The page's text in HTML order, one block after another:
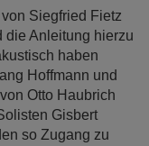
Siegfried Fietz
die Anleitung hierzu
haben
Hoffmann und
Otto Haubrich
Gisbert
so Zugang zu